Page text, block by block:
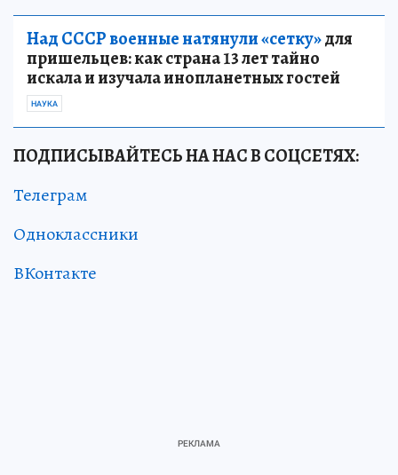
Над СССР военные натянули «сетку»для
пришельцев: как страна 13 лет тайно
искала и изучала инопланетных гостей
НАУКА
ПОДПИСЫВАЙТЕСЬ НА НАС В СОЦСЕТЯХ:
Телеграм
Одноклассники
ВКонтакте